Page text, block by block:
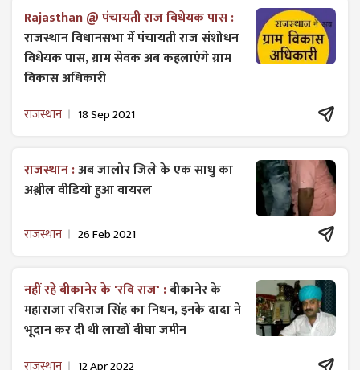
Rajasthan @ पंचायती राज विधेयक पास :
राजस्थान विधानसभा में पंचायती राज ​संशोधन
विधेयक पास, ग्राम सेवक अब कहलाएंगे ग्राम
विकास अधिकारी
राजस्थान 18 Sep 2021
राजस्थान :अब जालोर जिले के एक साधु का
अश्लील वीडियो हुआ वायरल
राजस्थान 26 Feb 2021
नहीं रहे बीकानेर के 'रवि राज' :बीकानेर के
महाराजा रविराज सिंह का निधन, इनके दादा ने
भूदान कर दी थी लाखों बीघा जमीन